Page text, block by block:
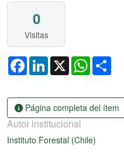
0
Visitas
FacebookLinkedIn
X WhatsApp
Página completa del ítem
Autor institucional
Instituto Forestal (Chile)